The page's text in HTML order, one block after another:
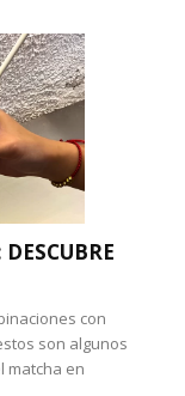
con
son algunos
matcha en